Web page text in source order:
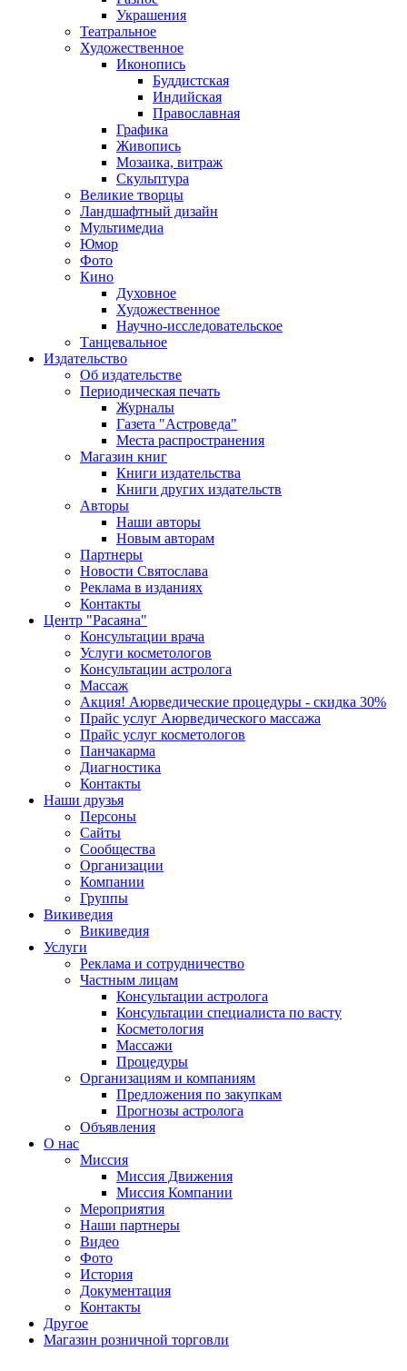
Украшения
Театральное
Художественное
Иконопись
Буддистская
Индийская
Православная
Графика
Живопись
Мозаика, витраж
Скульптура
Великие творцы
Ландшафтный дизайн
Мультимедиа
Юмор
Фото
Кино
Духовное
Художественное
Научно-исследовательское
Танцевальное
Издательство
Об издательстве
Периодическая печать
Журналы
Газета "Астроведа"
Места распространения
Магазин книг
Книги издательства
Книги других издательств
Авторы
Наши авторы
Новым авторам
Партнеры
Новости Святослава
Реклама в изданиях
Контакты
Центр "Расаяна"
Консультации врача
Услуги косметологов
Консультации астролога
Массаж
Акция! Аюрведические процедуры - скидка 30%
Прайс услуг Аюрведического массажа
Прайс услуг косметологов
Панчакарма
Диагностика
Контакты
Наши друзья
Персоны
Сайты
Сообщества
Организации
Компании
Группы
Викиведия
Викиведия
Услуги
Реклама и сотрудничество
Частным лицам
Консультации астролога
Консультации специалиста по васту
Косметология
Массажи
Процедуры
Организациям и компаниям
Предложения по закупкам
Прогнозы астролога
Объявления
О нас
Миссия
Миссия Движения
Миссия Компании
Мероприятия
Наши партнеры
Видео
Фото
История
Документация
Контакты
Другое
Магазин розничной торговли